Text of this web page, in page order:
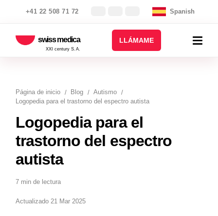
+41 22 508 71 72 Spanish
swiss medica
XXI century S.A.
LLÁMAME
Página de inicio Blog
Autismo
Logopedia para el trastorno del espectro autista
Logopedia para el
trastorno del espectro
autista
7 min de lectura
Actualizado 21 Mar 2025